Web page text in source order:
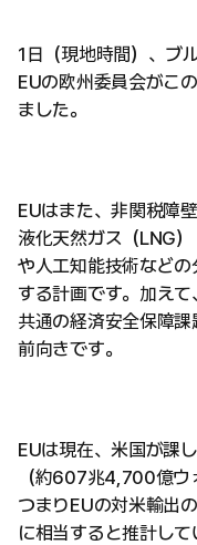
1日（現地時間）、ブ
EUの欧州委員会がこ
ました。
EUはまた、非関税障
液化天然ガス（LNG）
や人工知能技術など
する計画です。加えて、
共通の経済安全保障
前向きです。
EUは現在、米国が課
（約607兆4,700億ウ
つまりEUの対米輸出
に相当すると推計して